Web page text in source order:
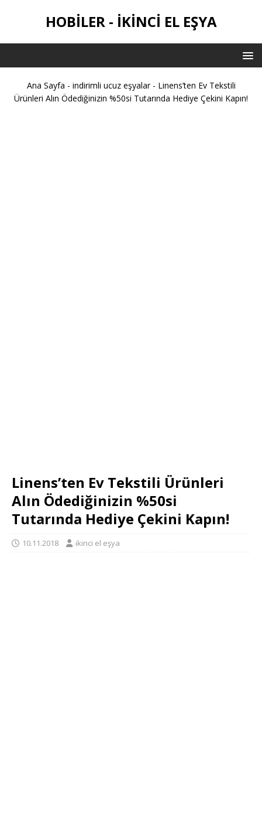
HOBILER - IKINCI EL EŞYA
Ana Sayfa - indirimli ucuz eşyalar- Linens’ten Ev Tekstili
Ürünleri Alın Ödediğinizin %50si Tutarında Hediye Çekini Kapın!
Linens’ten Ev Tekstili Ürünleri
Alın Ödediğinizin %50si
Tutarında Hediye Çekini Kapın!
10.11.2018 ikinci el eşya